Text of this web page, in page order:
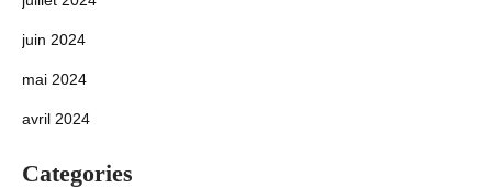
juin 2024
mai 2024
avril 2024
Categories